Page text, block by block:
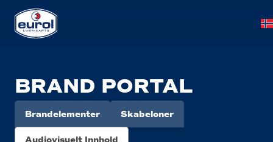
BRAND PORTAL
Brandelementer Skabeloner
Audiovisuelt Innhold